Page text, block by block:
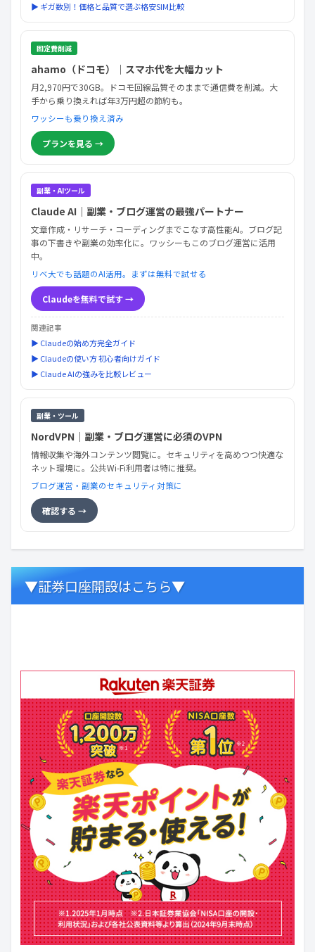
▶ ギガ数別！価格と品質で選ぶ格安SIM比較
固定費削減
ahamo（ドコモ）｜スマホ代を大幅カット
月2,970円で30GB。ドコモ回線品質そのままで通信費を削減。大
手から乗り換えれば年3万円超の節約も。
ワッシーも乗り換え済み
プランを見る →
副業・AIツール
Claude AI｜副業・ブログ運営の最強パートナー
文章作成・リサーチ・コーディングまでこなす高性能AI。ブログ記
事の下書きや副業の効率化に。ワッシーもこのブログ運営に活用
中。
リベ大でも話題のAI活用。まずは無料で試せる
Claudeを無料で試す →
関連記事
▶ Claudeの始め方完全ガイド
▶ Claudeの使い方 初心者向けガイド
▶ Claude AIの強みを比較レビュー
副業・ツール
NordVPN｜副業・ブログ運営に必須のVPN
情報収集や海外コンテンツ閲覧に。セキュリティを高めつつ快適な
ネット環境に。公共Wi-Fi利用者は特に推奨。
ブログ運営・副業のセキュリティ対策に
確認する →
▼証券口座開設はこちら▼